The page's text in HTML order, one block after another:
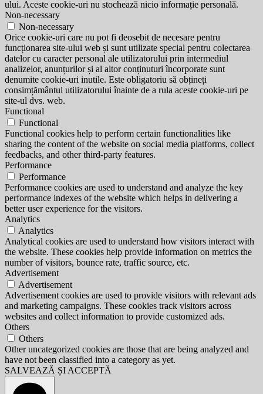
ului. Aceste cookie-uri nu stochează nicio informație personală.
Non-necessary
Non-necessary
Orice cookie-uri care nu pot fi deosebit de necesare pentru
funcționarea site-ului web și sunt utilizate special pentru colectarea
datelor cu caracter personal ale utilizatorului prin intermediul
analizelor, anunțurilor și al altor conținuturi încorporate sunt
denumite cookie-uri inutile. Este obligatoriu să obțineți
consimțământul utilizatorului înainte de a rula aceste cookie-uri pe
site-ul dvs. web.
Functional
Functional
Functional cookies help to perform certain functionalities like
sharing the content of the website on social media platforms, collect
feedbacks, and other third-party features.
Performance
Performance
Performance cookies are used to understand and analyze the key
performance indexes of the website which helps in delivering a
better user experience for the visitors.
Analytics
Analytics
Analytical cookies are used to understand how visitors interact with
the website. These cookies help provide information on metrics the
number of visitors, bounce rate, traffic source, etc.
Advertisement
Advertisement
Advertisement cookies are used to provide visitors with relevant ads
and marketing campaigns. These cookies track visitors across
websites and collect information to provide customized ads.
Others
Others
Other uncategorized cookies are those that are being analyzed and
have not been classified into a category as yet.
SALVEAZĂ ȘI ACCEPTĂ